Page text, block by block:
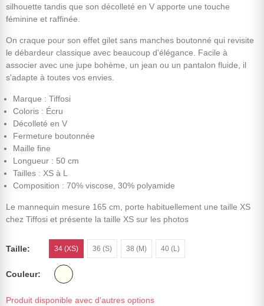
silhouette tandis que son décolleté en V apporte une touche
féminine et raffinée.
On craque pour son effet gilet sans manches boutonné qui revisite
le débardeur classique avec beaucoup d'élégance. Facile à
associer avec une jupe bohème, un jean ou un pantalon fluide, il
s'adapte à toutes vos envies.
Marque : Tiffosi
Coloris : Écru
Décolleté en V
Fermeture boutonnée
Maille fine
Longueur : 50 cm
Tailles : XS à L
Composition : 70% viscose, 30% polyamide
Le mannequin mesure 165 cm, porte habituellement une taille XS
chez Tiffosi et présente la taille XS sur les photos
Taille 34 (XS) 36 (S) 38 (M) 40 (L)
Couleur
Produit disponible avec d'autres options